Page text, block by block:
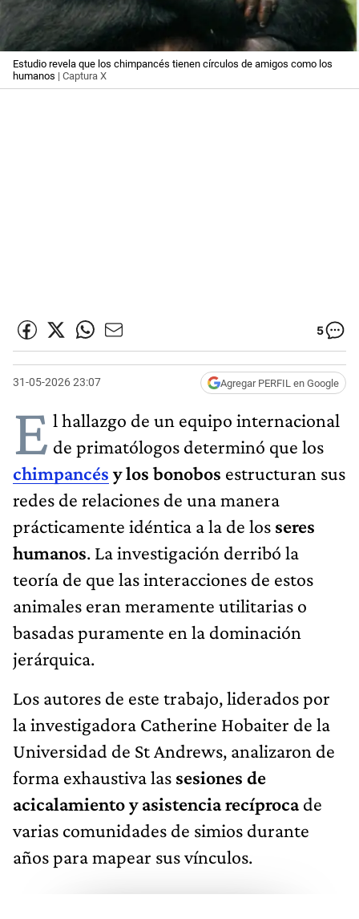
Estudio revela que los chimpancés tienen círculos de amigos como los
humanos | Captura X
5
31-05-2026 23:07 Agregar PERFIL en Google
E l hallazgo de un equipo internacional
de primatólogos determinó que los
chimpancésy los bonobos estructuran sus
redes de relaciones de una manera
prácticamente idéntica a la de los seres
humanos. La investigación derribó la
teoría de que las interacciones de estos
animales eran meramente utilitarias o
basadas puramente en la dominación
jerárquica.
Los autores de este trabajo, liderados por
la investigadora Catherine Hobaiter de la
Universidad de St Andrews, analizaron de
forma exhaustiva las sesiones de
acicalamiento y asistencia recíprocade
varias comunidades de simios durante
años para mapear sus vínculos.